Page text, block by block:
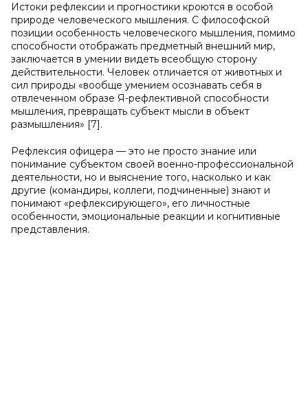
Истоки рефлексии и прогностики кроются в особой
природе человеческого мышления. С философской
позиции особенность человеческого мышления, помимо
способности отображать предметный внешний мир,
заключается в умении видеть всеобщую сторону
действительности. Человек отличается от животных и
сил природы «вообще умением осознавать себя в
отвлеченном образе Я-рефлективной способности
мышления, превращать субъект мысли в объект
размышления» [7].
Рефлексия офицера — это не просто знание или
понимание субъектом своей военно-профессиональной
деятельности, но и выяснение того, насколько и как
другие (командиры, коллеги, подчиненные) знают и
понимают «рефлексирующего», его личностные
особенности, эмоциональные реакции и когнитивные
представления.